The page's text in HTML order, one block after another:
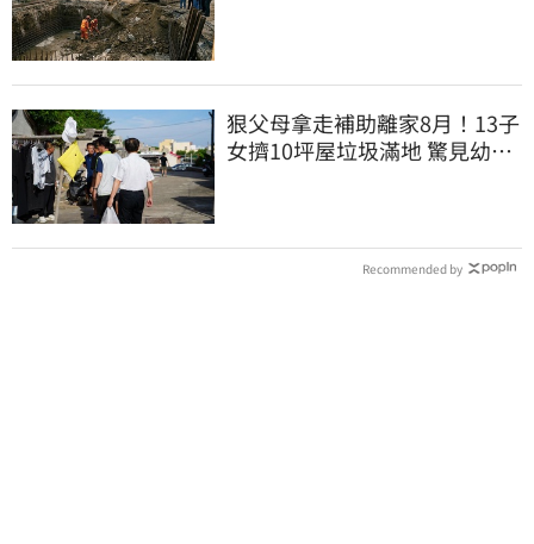
狠父母拿走補助離家8月！13子
女擠10坪屋垃圾滿地 驚見幼童
Recommended by